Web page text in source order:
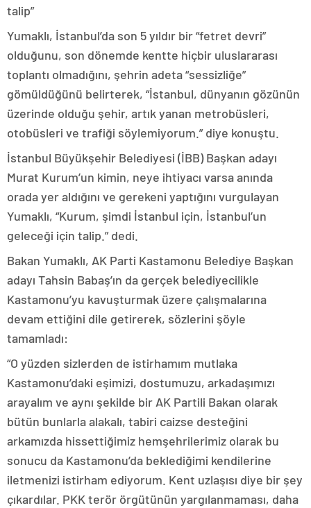
talip”
Yumaklı, İstanbul’da son 5 yıldır bir “fetret devri”
olduğunu, son dönemde kentte hiçbir uluslararası
toplantı olmadığını, şehrin adeta “sessizliğe”
gömüldüğünü belirterek, “İstanbul, dünyanın gözünün
üzerinde olduğu şehir, artık yanan metrobüsleri,
otobüsleri ve trafiği söylemiyorum.” diye konuştu.
İstanbul Büyükşehir Belediyesi (İBB) Başkan adayı
Murat Kurum’un kimin, neye ihtiyacı varsa anında
orada yer aldığını ve gerekeni yaptığını vurgulayan
Yumaklı, “Kurum, şimdi İstanbul için, İstanbul’un
geleceği için talip.” dedi.
Bakan Yumaklı, AK Parti Kastamonu Belediye Başkan
adayı Tahsin Babaş’ın da gerçek belediyecilikle
Kastamonu’yu kavuşturmak üzere çalışmalarına
devam ettiğini dile getirerek, sözlerini şöyle
tamamladı:
“O yüzden sizlerden de istirhamım mutlaka
Kastamonu’daki eşimizi, dostumuzu, arkadaşımızı
arayalım ve aynı şekilde bir AK Partili Bakan olarak
bütün bunlarla alakalı, tabiri caizse desteğini
arkamızda hissettiğimiz hemşehrilerimiz olarak bu
sonucu da Kastamonu’da beklediğimi kendilerine
iletmenizi istirham ediyorum. Kent uzlaşısı diye bir şey
çıkardılar. PKK terör örgütünün yargılanmaması, daha